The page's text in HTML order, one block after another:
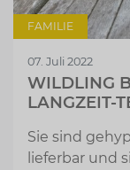
FAMILIE
07. Juli 2022
WILDLING
ANGZEIT-
Sie sind
lieferbar und